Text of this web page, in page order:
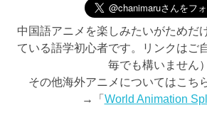
中国語アニメを楽しみたいがためだ
ている語学初心者です。リンクはご
毎でも構いません）
その他海外アニメについてはこち
→「World Animation